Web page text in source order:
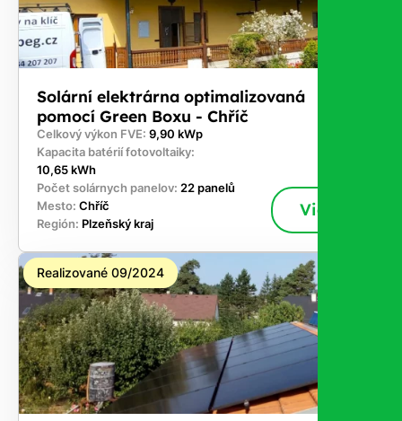
Solární elektrárna optimalizovaná
pomocí Green Boxu - Chříč
Celkový výkon FVE: 9,90 kWp
Kapacita batérií fotovoltaiky:
10,65 kWh
Počet solárnych panelov: 22 panelů
Mesto: Chříč
Región: Plzeňský kraj
Viac
Realizované 09/2024